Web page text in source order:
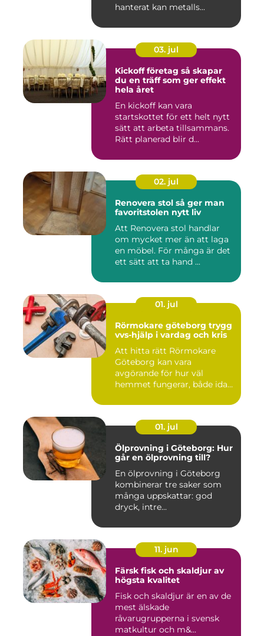
hanterat kan metalls...
03. jul
Kickoff företag så skapar
du en träff som ger effekt
hela året
En kickoff kan vara
startskottet för ett helt nytt
sätt att arbeta tillsammans.
Rätt planerad blir d...
02. jul
Renovera stol så ger man
favoritstolen nytt liv
Att Renovera stol handlar
om mycket mer än att laga
en möbel. För många är det
ett sätt att ta hand ...
01. jul
Rörmokare göteborg trygg
vvs-hjälp i vardag och kris
Att hitta rätt Rörmokare
Göteborg kan vara
avgörande för hur väl
hemmet fungerar, både idag
01. jul
Ölprovning i Göteborg: Hur
går en ölprovning till?
En ölprovning i Göteborg
kombinerar tre saker som
många uppskattar: god
dryck, intre...
11. jun
Färsk fisk och skaldjur av
högsta kvalitet
Fisk och skaldjur är en av de
mest älskade
råvarugrupperna i svensk
matkultur och m&...